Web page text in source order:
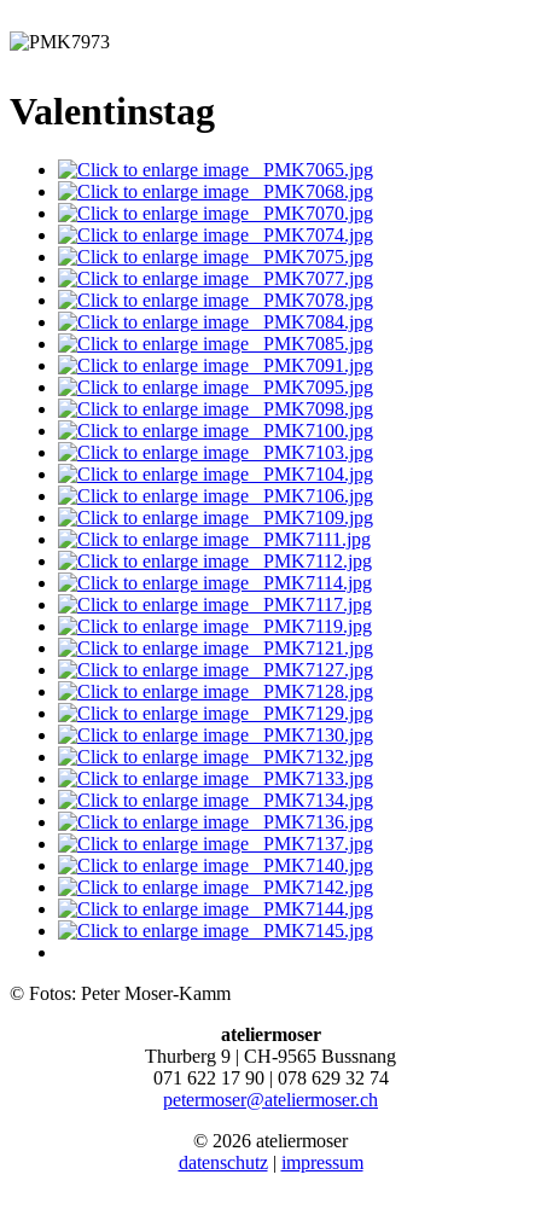
Valentinstag
© Fotos: Peter Moser-Kamm
ateliermoser
Thurberg 9 | CH-9565 Bussnang
071 622 17 90 | 078 629 32 74
petermoser@ateliermoser.ch
© 2026 ateliermoser
datenschutz| impressum